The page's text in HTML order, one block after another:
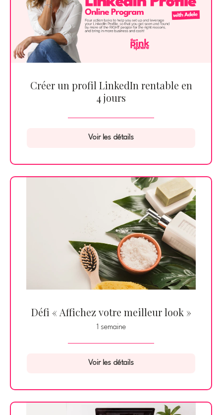
Créer un profil LinkedIn rentable en
4 jours
Voir les détails
Défi « Affichez votre meilleur look »
1 semaine
Voir les détails